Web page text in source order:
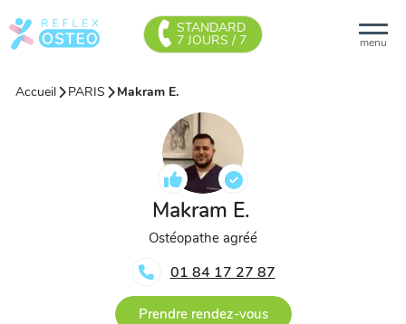
menu
STANDARD
7 JOURS / 7
Accueil PARIS Makram E.
Makram E.
Ostéopathe agréé
01 84 17 27 87
Prendre rendez-vous